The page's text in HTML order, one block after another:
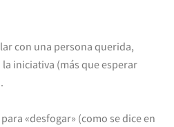
con una persona querida,
iniciativa (más que esperar
«desfogar» (como se dice en